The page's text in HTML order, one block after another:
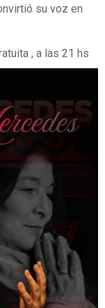
su voz en
, a las 21 hs